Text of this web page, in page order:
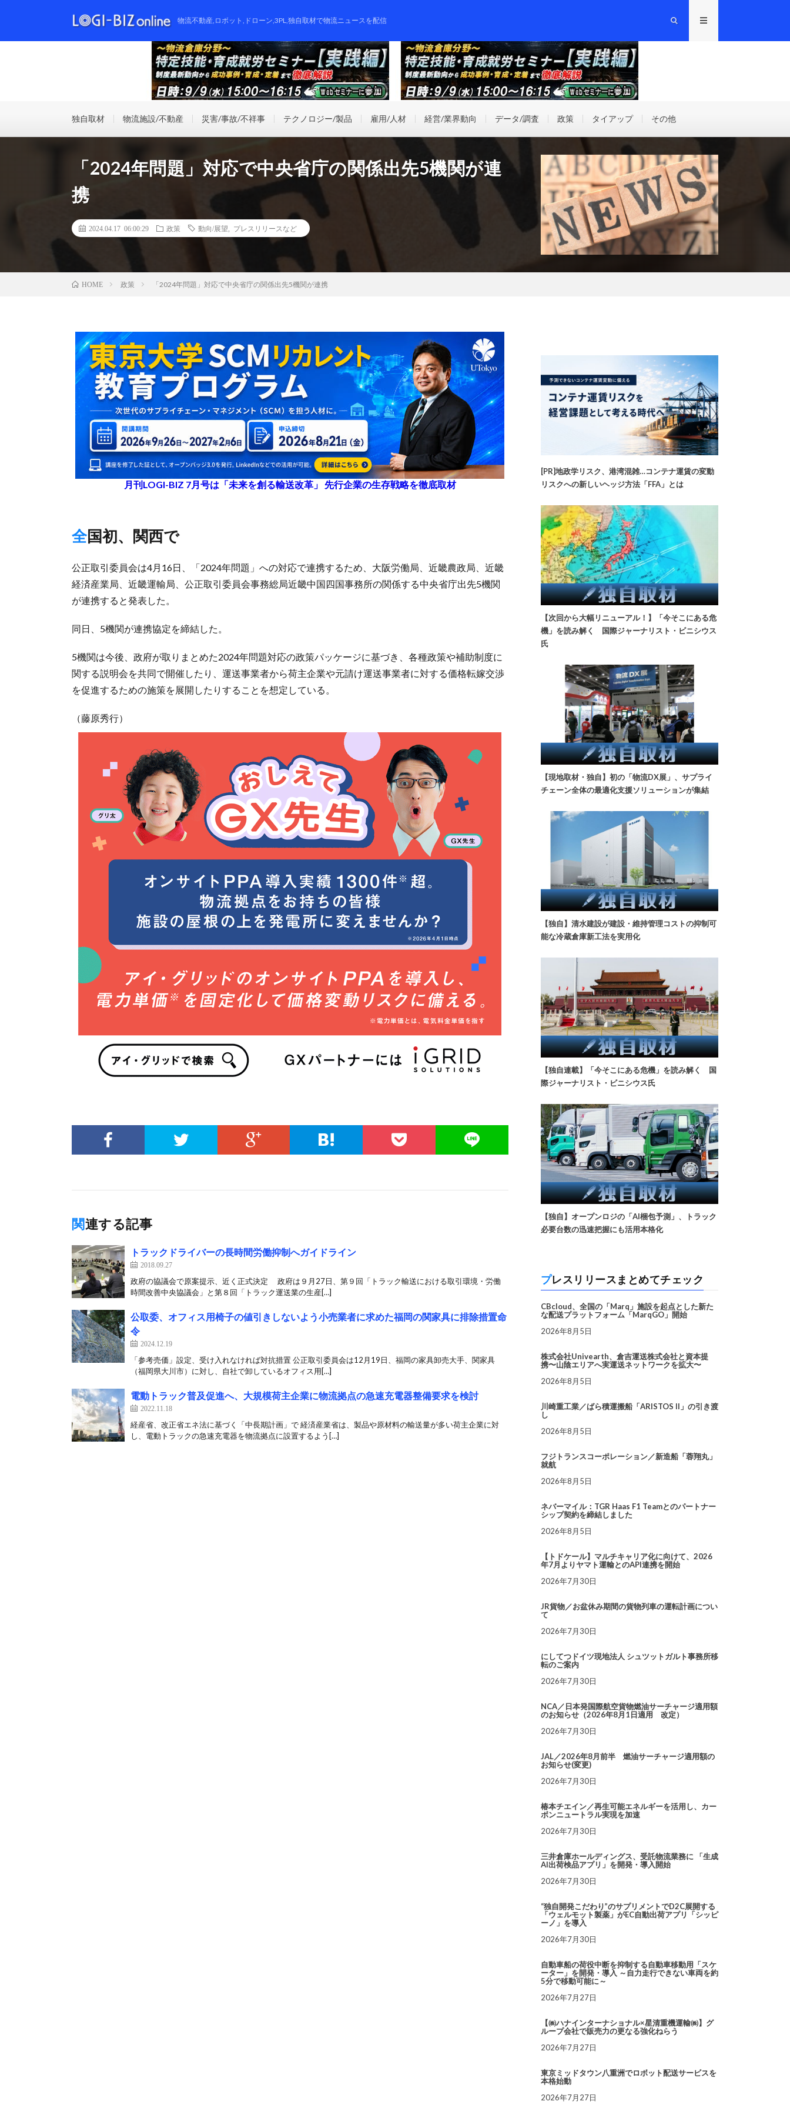
物流不動産,ロボット,ドローン,3PL,独自取材で物流ニュースを配信
独自取材 物流施設/不動産 災害/事故/不祥事 テクノロジー/製品 雇用/人材 経営/業界動向 データ/調査 政策 タイアップ その他
「2024年問題」対応で中央省庁の関係出先5機関が連
携
2024.04.17 06:00:29 政策 動向/展望 プレスリリースなど
HOME 政策 「2024年問題」対応で中央省庁の関係出先5機関が連携
月刊LOGI-BIZ 7月号は「未来を創る輸送改革」 先行企業の生存戦略を徹底取材
全国初、関西で
公正取引委員会は4月16日、「2024年問題」への対応で連携するため、大阪労働局、近畿農政局、近畿
経済産業局、近畿運輸局、公正取引委員会事務総局近畿中国四国事務所の関係する中央省庁出先5機関
が連携すると発表した。
同日、5機関が連携協定を締結した。
5機関は今後、政府が取りまとめた2024年問題対応の政策パッケージに基づき、各種政策や補助制度に
関する説明会を共同で開催したり、運送事業者から荷主企業や元請け運送事業者に対する価格転嫁交渉
を促進するための施策を展開したりすることを想定している。
（藤原秀行）
関連する記事
トラックドライバーの長時間労働抑制へガイドライン
2018.09.27
政府の協議会で原案提示、近く正式決定 政府は９月27日、第９回「トラック輸送における取引環境・労働
時間改善中央協議会」と第８回「トラック運送業の生産[…]
公取委、オフィス用椅子の値引きしないよう小売業者に求めた福岡の関家具に排除措置命
令
2024.12.19
「参考売価」設定、受け入れなければ対抗措置 公正取引委員会は12月19日、福岡の家具卸売大手、関家具
（福岡県大川市）に対し、自社で卸しているオフィス用[…]
電動トラック普及促進へ、大規模荷主企業に物流拠点の急速充電器整備要求を検討
2022.11.18
経産省、改正省エネ法に基づく「中長期計画」で 経済産業省は、製品や原材料の輸送量が多い荷主企業に対
し、電動トラックの急速充電器を物流拠点に設置するよう[…]
[PR]地政学リスク、港湾混雑…コンテナ運賃の変動
リスクへの新しいヘッジ方法「FFA」とは
【次回から大幅リニューアル！】「今そこにある危
機」を読み解く 国際ジャーナリスト・ビニシウス
氏
【現地取材・独自】初の「物流DX展」、サプライ
チェーン全体の最適化支援ソリューションが集結
【独自】清水建設が建設・維持管理コストの抑制可
能な冷蔵倉庫新工法を実用化
【独自連載】「今そこにある危機」を読み解く 国
際ジャーナリスト・ビニシウス氏
【独自】オープンロジの「AI梱包予測」、トラック
必要台数の迅速把握にも活用本格化
プレスリリースまとめてチェック
CBcloud、全国の「Marq」施設を起点とした新た
な配送プラットフォーム「MarqGO」開始
2026年8月5日
株式会社Univearth、倉吉運送株式会社と資本提
携〜山陰エリアへ実運送ネットワークを拡大〜
2026年8月5日
川崎重工業／ばら積運搬船「ARISTOS II」の引き渡
し
2026年8月5日
フジトランスコーポレーション／新造船「蓉翔丸」
就航
2026年8月5日
ネバーマイル：TGR Haas F1 Teamとのパートナー
シップ契約を締結しました
2026年8月5日
【トドケール】マルチキャリア化に向けて、2026
年7月よりヤマト運輸とのAPI連携を開始
2026年7月30日
JR貨物／お盆休み期間の貨物列車の運転計画につい
て
2026年7月30日
にしてつドイツ現地法人 シュツットガルト事務所移
転のご案内
2026年7月30日
NCA／日本発国際航空貨物燃油サーチャージ適用額
のお知らせ（2026年8月1日適用 改定）
2026年7月30日
JAL／2026年8月前半 燃油サーチャージ適用額の
お知らせ(変更)
2026年7月30日
椿本チエイン／再生可能エネルギーを活用し、カー
ボンニュートラル実現を加速
2026年7月30日
三井倉庫ホールディングス、受託物流業務に 「生成
AI出荷検品アプリ」を開発・導入開始
2026年7月30日
“独自開発こだわり”のサプリメントでD2C展開する
「ウェルモット製薬」がEC自動出荷アプリ「シッピ
ーノ」を導入
2026年7月30日
自動車船の荷役中断を抑制する自動車移動用「スケ
ーター」を開発・導入 ～自力走行できない車両を約
5分で移動可能に～
2026年7月27日
【㈱ハナインターナショナル×星清重機運輸㈱】グ
ループ会社で販売力の更なる強化ねらう
2026年7月27日
東京ミッドタウン八重洲でロボット配送サービスを
本格始動
2026年7月27日